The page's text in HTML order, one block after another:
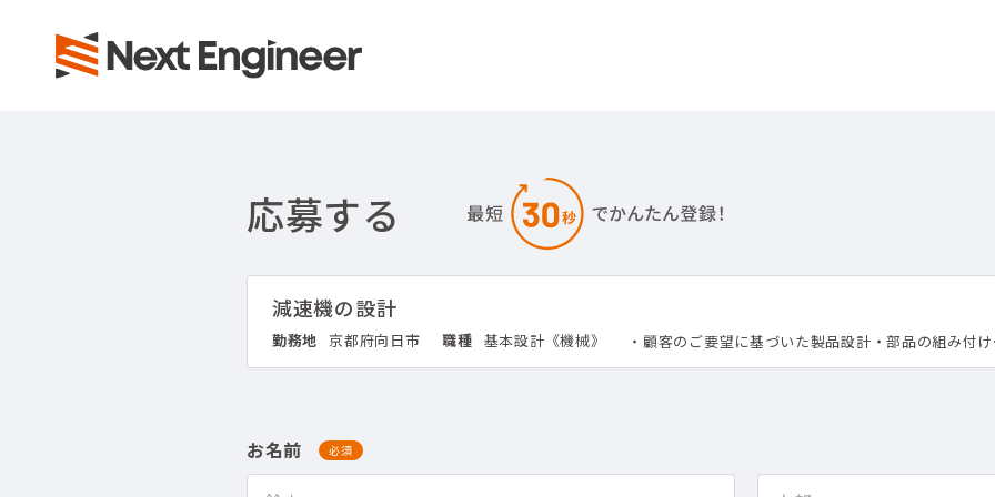
応募する
減速機の設計
勤務地 京都府向日市 職種 基本設計《機械》 ・顧客のご要望に基づいた製品設計・部品の組み付
お名前 必須